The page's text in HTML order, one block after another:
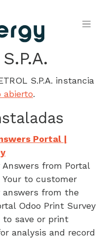
S.P.A. instancia
abierto.
Portal |
Answers from Portal
Your to customer
answers from the
Odoo Print Survey
to save or print
analysis and record